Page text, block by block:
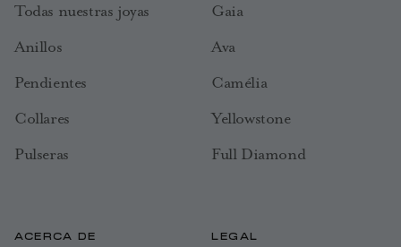
Todas nuestras joyas
Anillos
Pendientes
Collares
Pulseras
Gaia
Ava
Camélia
Yellowstone
Full Diamond
ACERCA DE LEGAL